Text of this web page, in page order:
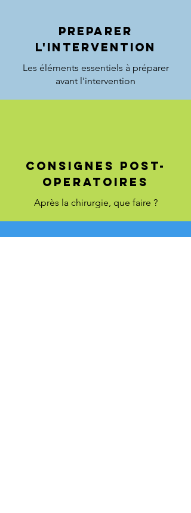
Preparer
l'intervention
Les éléments essentiels à préparer
avant l'intervention
CONSIGNES POST-
OPERATOIRES
Après la chirurgie, que faire ?